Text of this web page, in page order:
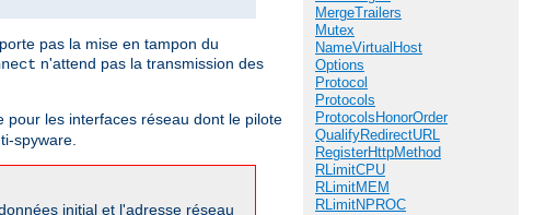
MergeTrailers
Mutex
NameVirtualHost
Options
Protocol
Protocols
ProtocolsHonorOrder
QualifyRedirectURL
RegisterHttpMethod
RLimitCPU
RLimitMEM
RLimitNPROC
pas la mise en tampon du
n'attend pas la transmission des
pour les interfaces réseau dont le pilote
spyware.
initial et l'adresse réseau